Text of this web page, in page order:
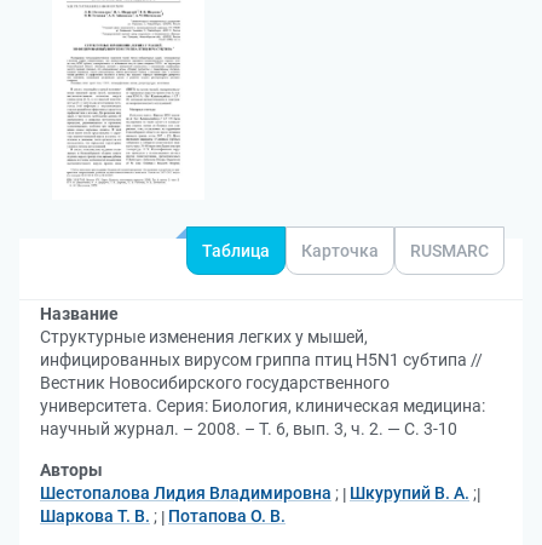
Таблица Карточка RUSMARC
Название
Структурные изменения легких у мышей,
инфицированных вирусом гриппа птиц H5N1 субтипа //
Вестник Новосибирского государственного
университета. Серия: Биология, клиническая медицина:
научный журнал. – 2008. – Т. 6, вып. 3, ч. 2. — С. 3-10
Авторы
Шестопалова Лидия Владимировна ; Шкурупий В. А. ;
Шаркова Т. В. ; Потапова О. В.